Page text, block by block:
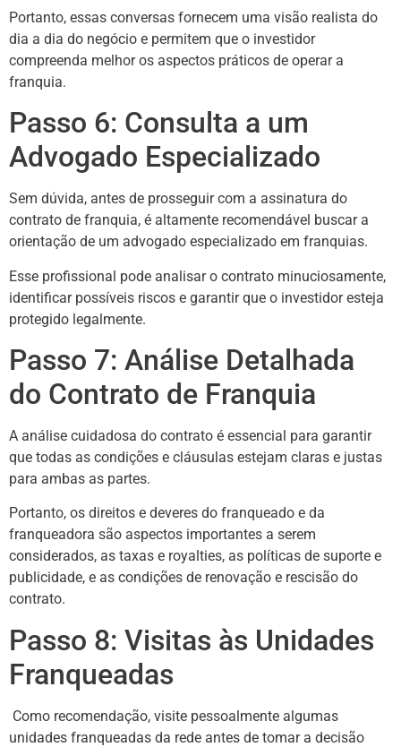
Portanto, essas conversas fornecem uma visão realista do
dia a dia do negócio e permitem que o investidor
compreenda melhor os aspectos práticos de operar a
franquia.
Passo 6: Consulta a um
Advogado Especializado
Sem dúvida, antes de prosseguir com a assinatura do
contrato de franquia, é altamente recomendável buscar a
orientação de um advogado especializado em franquias.
Esse profissional pode analisar o contrato minuciosamente,
identificar possíveis riscos e garantir que o investidor esteja
protegido legalmente.
Passo 7: Análise Detalhada
do Contrato de Franquia
A análise cuidadosa do contrato é essencial para garantir
que todas as condições e cláusulas estejam claras e justas
para ambas as partes.
Portanto, os direitos e deveres do franqueado e da
franqueadora são aspectos importantes a serem
considerados, as taxas e royalties, as políticas de suporte e
publicidade, e as condições de renovação e rescisão do
contrato.
Passo 8: Visitas às Unidades
Franqueadas
Como recomendação, visite pessoalmente algumas
unidades franqueadas da rede antes de tomar a decisão